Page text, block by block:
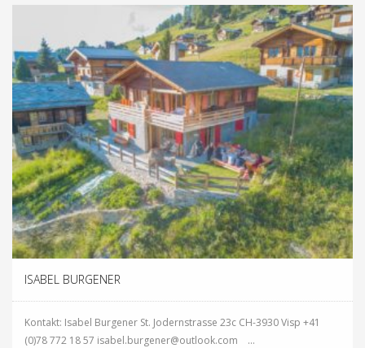
ISABEL BURGENER
Kontakt: Isabel Burgener St. Jodernstrasse 23c CH-3930 Visp +41
(0)78 772 18 57 isabel.burgener@outlook.com ...